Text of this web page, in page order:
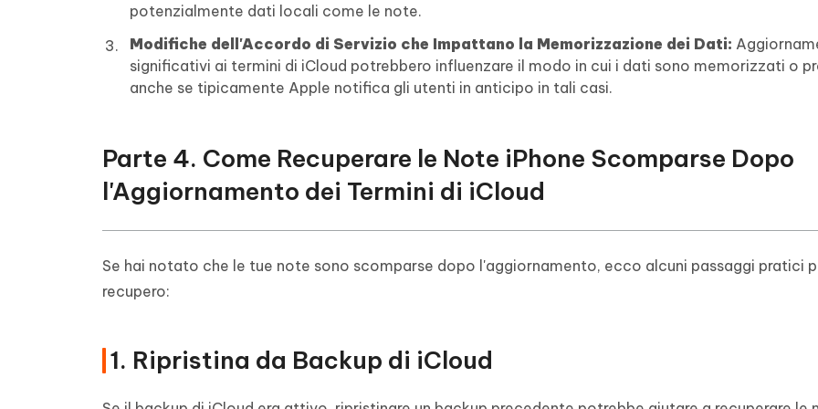
potenzialmente dati locali come le note.
Modifiche dell'Accordo di Servizio che Impattano la Memorizzazione dei Dati:
significativi ai termini di iCloud potrebbero influenzare il modo in cui i dati sono memorizzati o
anche se tipicamente Apple notifica gli utenti in anticipo in tali casi.
Parte 4. Come Recuperare le Note iPhone Scomparse Dopo
l'Aggiornamento dei Termini di iCloud
Se hai notato che le tue note sono scomparse dopo l'aggiornamento, ecco alcuni passaggi pratici
recupero:
1. Ripristina da Backup di iCloud